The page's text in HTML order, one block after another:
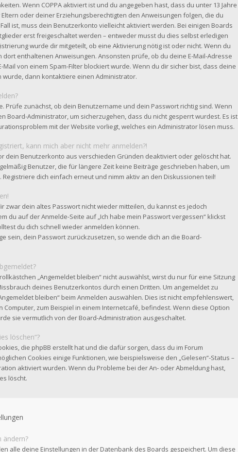
Wenn COPPA aktiviert ist und du angegeben hast, dass du unter 13 Jahre
oder deiner Erziehungsberechtigten den Anweisungen folgen, die du
ist, muss dein Benutzerkonto vielleicht aktiviert werden. Bei einigen Boards
erst freigeschaltet werden – entweder musst du dies selbst erledigen
wurde dir mitgeteilt, ob eine Aktivierung nötig ist oder nicht. Wenn du
dort enthaltenen Anweisungen. Ansonsten prüfe, ob du deine E-Mail-Adresse
von einem Spam-Filter blockiert wurde. Wenn du dir sicher bist, dass deine
wurde, dann kontaktiere einen Administrator.
Prüfe zunächst, ob dein Benutzername und dein Passwort richtig sind. Wenn
Board-Administrator, um sicherzugehen, dass du nicht gesperrt wurdest. Es ist
mit der Website vorliegt, welches ein Administrator lösen muss.
kann mich aber nicht mehr anmelden?!
dein Benutzerkonto aus verschieden Gründen deaktiviert oder gelöscht hat.
Benutzer, die für längere Zeit keine Beiträge geschrieben haben, um
dich einfach erneut und nimm aktiv an den Diskussionen teil!
zwar dein altes Passwort nicht wieder mitteilen, du kannst es jedoch
du auf der Anmelde-Seite auf „Ich habe mein Passwort vergessen“ klickst
du dich schnell wieder anmelden können.
sein, dein Passwort zurückzusetzen, so wende dich an die Board-
„Angemeldet bleiben“ nicht auswählst, wirst du nur für eine Sitzung
deines Benutzerkontos durch einen Dritten. Um angemeldet zu
bleiben“ beim Anmelden auswählen. Dies ist nicht empfehlenswert,
zum Beispiel in einem Internetcafé, befindest. Wenn diese Option
sie vermutlich von der Board-Administration ausgeschaltet.
löschen“?
die phpBB erstellt hat und die dafür sorgen, dass du im Forum
Cookies einige Funktionen, wie beispielsweise den „Gelesen“-Status –
aktiviert wurden. Wenn du Probleme bei der An- oder Abmeldung hast,
löscht.
ändern?
alle deine Einstellungen in der Datenbank des Boards gespeichert. Um diese